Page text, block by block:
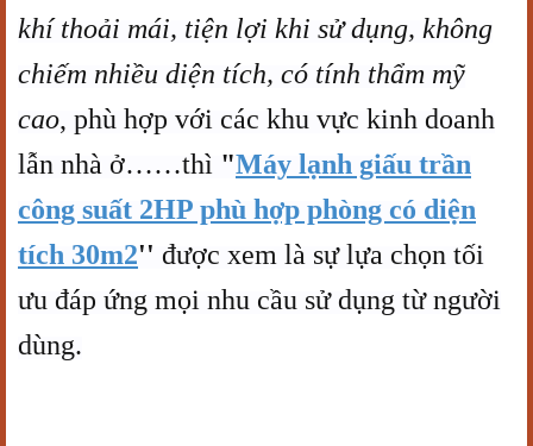
khí thoải mái, tiện lợi khi sử dụng, không
chiếm nhiều diện tích, có tính thẩm mỹ
cao, phù hợp với các khu vực kinh doanh
lẫn nhà ở……thì "Máy lạnh giấu trần
công suất 2HP phù hợp phòng có diện
tích 30m2'' được xem là sự lựa chọn tối
ưu đáp ứng mọi nhu cầu sử dụng từ người
dùng.